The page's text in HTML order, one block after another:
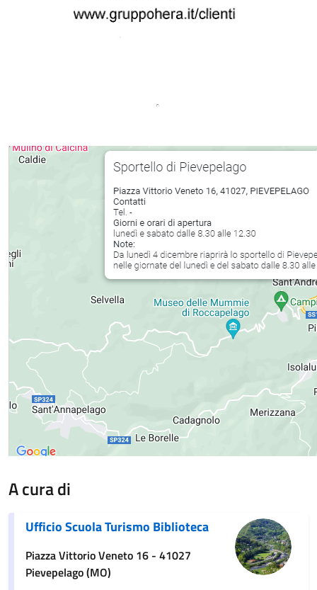
A cura di
Ufficio Scuola Turismo Biblioteca
Piazza Vittorio Veneto 16 - 41027
Pievepelago (MO)